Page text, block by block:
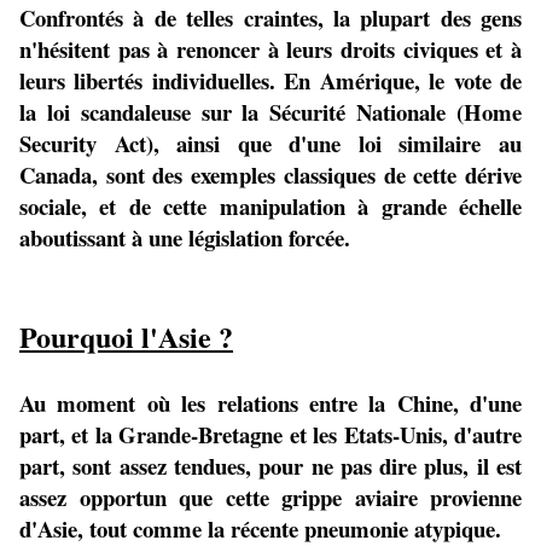
Confrontés à de telles craintes, la plupart des gens
n'hésitent pas à renoncer à leurs droits civiques et à
leurs libertés individuelles. En Amérique, le vote de
la loi scandaleuse sur la Sécurité Nationale (Home
Security Act), ainsi que d'une loi similaire au
Canada, sont des exemples classiques de cette dérive
sociale, et de cette manipulation à grande échelle
aboutissant à une législation forcée.
Pourquoi l'Asie ?
Au moment où les relations entre la Chine, d'une
part, et la Grande-Bretagne et les Etats-Unis, d'autre
part, sont assez tendues, pour ne pas dire plus, il est
assez opportun que cette grippe aviaire provienne
d'Asie, tout comme la récente pneumonie atypique.